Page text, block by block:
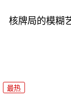
核牌局的模糊
最热